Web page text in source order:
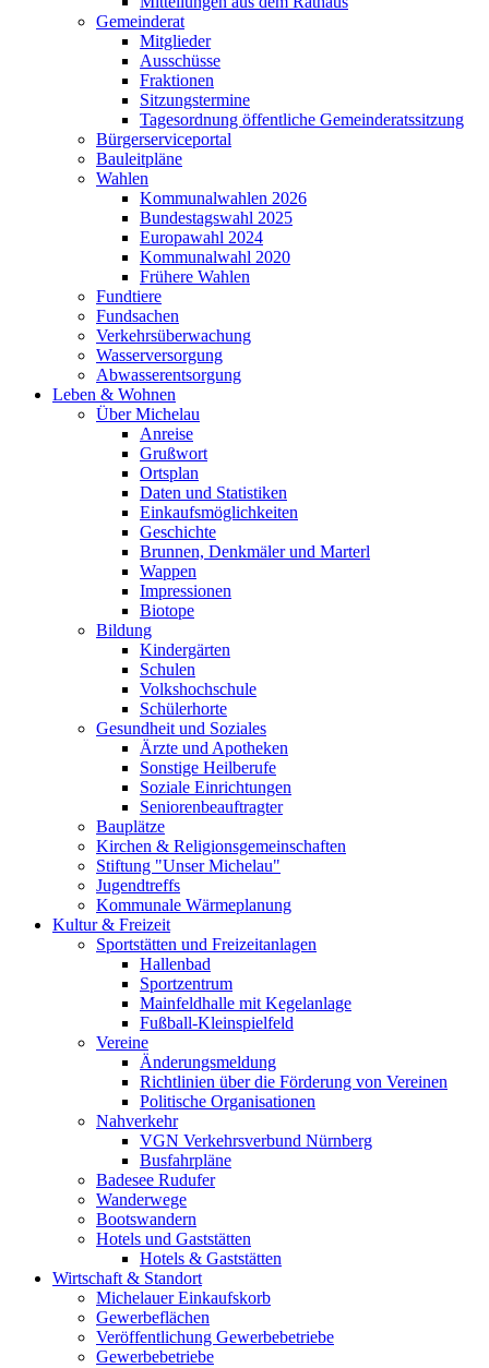
Gemeinderat
Mitglieder
Ausschüsse
Fraktionen
Sitzungstermine
Tagesordnung öffentliche Gemeinderatssitzung
Bürgerserviceportal
Bauleitpläne
Wahlen
Kommunalwahlen 2026
Bundestagswahl 2025
Europawahl 2024
Kommunalwahl 2020
Frühere Wahlen
Fundtiere
Fundsachen
Verkehrsüberwachung
Wasserversorgung
Abwasserentsorgung
Leben & Wohnen
Über Michelau
Anreise
Grußwort
Ortsplan
Daten und Statistiken
Einkaufsmöglichkeiten
Geschichte
Brunnen, Denkmäler und Marterl
Wappen
Impressionen
Biotope
Bildung
Kindergärten
Schulen
Volkshochschule
Schülerhorte
Gesundheit und Soziales
Ärzte und Apotheken
Sonstige Heilberufe
Soziale Einrichtungen
Seniorenbeauftragter
Bauplätze
Kirchen & Religionsgemeinschaften
Stiftung "Unser Michelau"
Jugendtreffs
Kommunale Wärmeplanung
Kultur & Freizeit
Sportstätten und Freizeitanlagen
Hallenbad
Sportzentrum
Mainfeldhalle mit Kegelanlage
Fußball-Kleinspielfeld
Vereine
Änderungsmeldung
Richtlinien über die Förderung von Vereinen
Politische Organisationen
Nahverkehr
VGN Verkehrsverbund Nürnberg
Busfahrpläne
Badesee Rudufer
Wanderwege
Bootswandern
Hotels und Gaststätten
Hotels & Gaststätten
Wirtschaft & Standort
Michelauer Einkaufskorb
Gewerbeflächen
Veröffentlichung Gewerbebetriebe
Gewerbebetriebe